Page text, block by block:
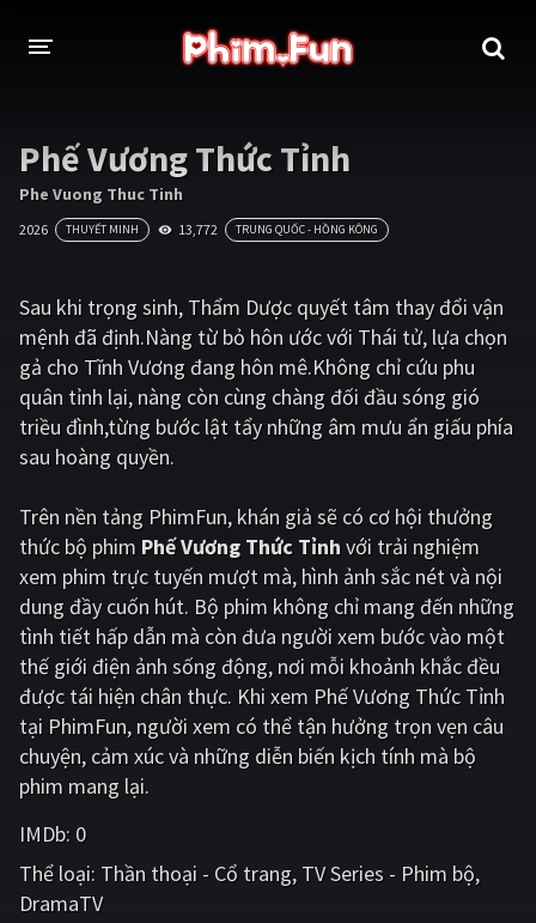
THỂ LOẠI
Thần thoại - Cổ trang
Tâm lý Chiến tranh
Kinh dị Tội phạm - Hình sự
Phiêu lưu Hài hước
Viễn tưởng Khoa học - Tài liệu
Tình cảm - Lãng mạn Kỳ ảo
Giật gân Gia đình
Bí ẩn Lịch sử
Viễn Tây Tiểu sử
GameShow DramaTV
QUỐC GIA
Âu - Mỹ
Hàn Quốc Nhật Bản
Phế Vương Thức Tỉnh
Phe Vuong Thuc Tinh
2026 THUYẾT MINH 13,772 TRUNG QUỐC - HỒNG KÔNG
Sau khi trọng sinh, Thẩm Dược quyết tâm thay đổi vận
mệnh đã định.Nàng từ bỏ hôn ước với Thái tử, lựa chọn
gả cho Tĩnh Vương đang hôn mê.Không chỉ cứu phu
quân tỉnh lại, nàng còn cùng chàng đối đầu sóng gió
triều đình,từng bước lật tẩy những âm mưu ẩn giấu phía
sau hoàng quyền.
Trên nền tảng PhimFun, khán giả sẽ có cơ hội thưởng
thức bộ phim Phế Vương Thức Tỉnhvới trải nghiệm
xem phim trực tuyến mượt mà, hình ảnh sắc nét và nội
dung đầy cuốn hút. Bộ phim không chỉ mang đến những
tình tiết hấp dẫn mà còn đưa người xem bước vào một
thế giới điện ảnh sống động, nơi mỗi khoảnh khắc đều
được tái hiện chân thực. Khi xem Phế Vương Thức Tỉnh
tại PhimFun, người xem có thể tận hưởng trọn vẹn câu
chuyện, cảm xúc và những diễn biến kịch tính mà bộ
phim mang lại.
IMDb: 0
Thể loại: Thần thoại - Cổ trang TV Series - Phim bộ
DramaTV